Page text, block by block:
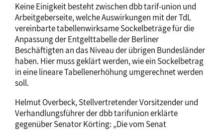
Keine Einigkeit besteht zwischen dbb tarif-union und
Arbeitgeberseite, welche Auswirkungen mit der TdL
vereinbarte tabellenwirksame Sockelbeträge für die
Anpassung der Entgelttabelle der Berliner
Beschäftigten an das Niveau der übrigen Bundesländer
haben. Hier muss geklärt werden, wie ein Sockelbetrag
in eine lineare Tabellenerhöhung umgerechnet werden
soll.
Helmut Overbeck, Stellvertretender Vorsitzender und
Verhandlungsführer der dbb tarifunion erklärte
gegenüber Senator Körting: „Die vom Senat